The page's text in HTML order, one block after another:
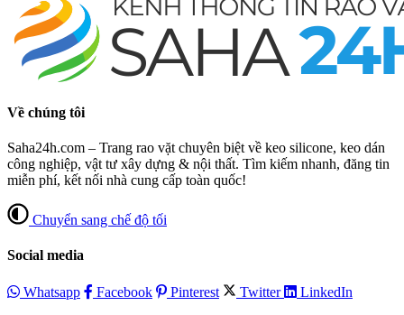
Về chúng tôi
Saha24h.com – Trang rao vặt chuyên biệt về keo silicone, keo dán
công nghiệp, vật tư xây dựng & nội thất. Tìm kiếm nhanh, đăng tin
miễn phí, kết nối nhà cung cấp toàn quốc!
Chuyển sang chế độ tối
Social media
Whatsapp Facebook Pinterest Twitter LinkedIn